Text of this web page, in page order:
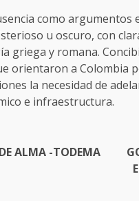
como
u oscuro, con
griega y romana.
orientaron a Colombia
la necesidad de
e infraestructura.
ALMA -TODEMA